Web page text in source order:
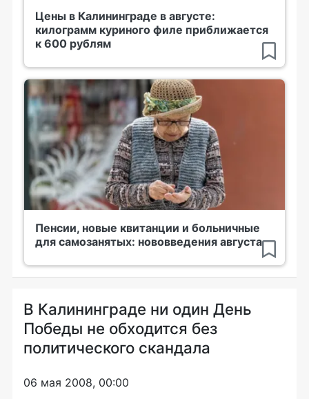
Цены в Калининграде в августе:
килограмм куриного филе приближается
к 600 рублям
Пенсии, новые квитанции и больничные
для самозанятых: нововведения августа
В Калининграде ни один День
Победы не обходится без
политического скандала
06 мая 2008, 00:00